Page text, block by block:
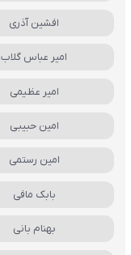
افشین آذری
امیر عباس گلاب
امیر عظیمی
امین حبیبی
امین رستمی
بابک مافی
بهنام بانی